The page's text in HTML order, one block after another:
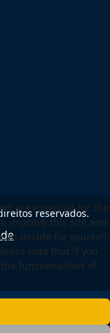
reservados.
are essential for the
improve this site and
decide for yourself
note that if you
functionalities of